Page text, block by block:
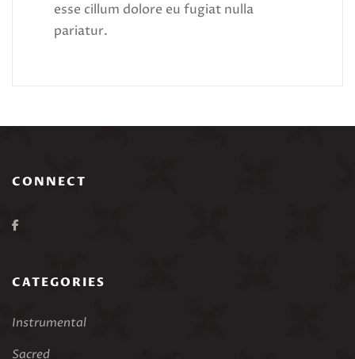
esse cillum dolore eu fugiat nulla
pariatur.
CONNECT
CATEGORIES
Instrumental
Sacred